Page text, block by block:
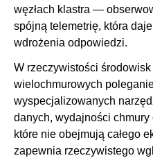
węzłach klastra —
spójną telemetrię, która
wdrożenia odpowiedzi.
W rzeczywistości
wielochmurowych
wyspecjalizowanych
danych, wydajności
które nie obejmują całego
zapewnia rzeczywistego